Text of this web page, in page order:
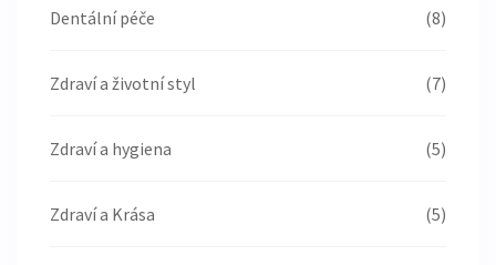
Dentální péče (8)
Zdraví a životní styl (7)
Zdraví a hygiena (5)
Zdraví a Krása (5)